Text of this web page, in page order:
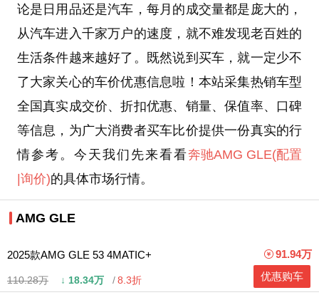
论是日用品还是汽车，每月的成交量都是庞大的，
从汽车进入千家万户的速度，就不难发现老百姓的
生活条件越来越好了。既然说到买车，就一定少不
了大家关心的车价优惠信息啦！本站采集热销车型
全国真实成交价、折扣优惠、销量、保值率、口碑
等信息，为广大消费者买车比价提供一份真实的行
情参考。今天我们先来看看奔驰AMG GLE(配置
|询价)的具体市场行情。
AMG GLE
2025款AMG GLE 53 4MATIC+
110.28万 ↓ 18.34万 8.3折
91.94万
优惠购车